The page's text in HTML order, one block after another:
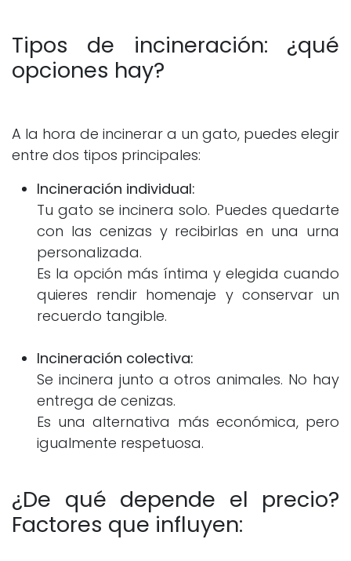
Tipos de incineración: ¿qué
opciones hay?
A la hora de incinerar a un gato, puedes elegir
entre dos tipos principales:
Incineración individual:
Tu gato se incinera solo. Puedes quedarte
con las cenizas y recibirlas en una urna
personalizada.
Es la opción más íntima y elegida cuando
quieres rendir homenaje y conservar un
recuerdo tangible.
Incineración colectiva:
Se incinera junto a otros animales. No hay
entrega de cenizas.
Es una alternativa más económica, pero
igualmente respetuosa.
¿De qué depende el precio?
Factores que influyen: